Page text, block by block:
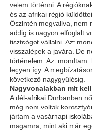
velem történni. A
és az afrikai régió
Őszintén megvallva, nem
addig is nagyon elfoglalt
tisztséget vállalni. Azt
visszalépek a javára. De
történelem. Azt
legyen így. A
következő nagygyűlésig.
Nagyvonalakban mit
A dél-afrikai Durbanben
még nem voltak
jártam a vasárnapi
magamra, mint aki már